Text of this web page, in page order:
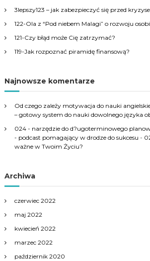
o
r
3lepszy123 – jak zabezpieczyć się przed
122-Ola z “Pod niebem Malagi” o rozwoju
121-Czy błąd może Cię zatrzymać?
119-Jak rozpoznać piramidę finansową?
Najnowsze komentarze
Od czego zależy motywacja do nauki
– gotowy system do nauki dowolnego języka
024 - narzędzie do d?ugoterminowego
- podcast pomagający w drodze do sukcesu -
ważne w Twoim Życiu?
Archiwa
czerwiec 2022
maj 2022
kwiecień 2022
marzec 2022
październik 2020